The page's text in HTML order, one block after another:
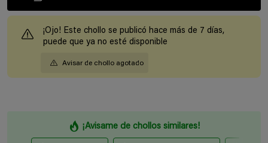
¡Ojo! Este chollo se publicó hace más de 7 días,
puede que ya no esté disponible
Avisar de chollo agotado
¡Avisame de chollos similares!